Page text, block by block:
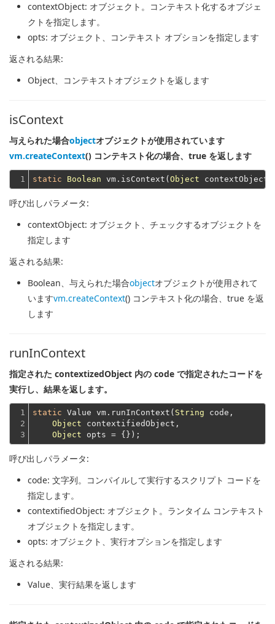
contextObject: オブジェクト。コンテキスト化するオブジェ
クトを指定します。
opts: オブジェクト、コンテキスト オプションを指定します
返される結果:
Object、コンテキストオブジェクトを返します
isContext
与えられた場合objectオブジェクトが使用されています
vm.createContext() コンテキスト化の場合、true を返します
1 static Boolean vm.isContext( Object
呼び出しパラメータ:
contextObject: オブジェクト、チェックするオブジェクトを
指定します
返される結果:
Boolean、与えられた場合objectオブジェクトが使用されて
いますvm.createContext() コンテキスト化の場合、true を返
します
runInContext
指定された contextizedObject 内の code で指定されたコードを
実行し、結果を返します。
1
2
3
static Value vm.runInContext( String code,
Object contextifiedObject,
Object
呼び出しパラメータ:
code: 文字列。コンパイルして実行するスクリプト コードを
指定します。
contextifiedObject: オブジェクト。ランタイム コンテキスト
オブジェクトを指定します。
opts: オブジェクト、実行オプションを指定します
返される結果:
Value、実行結果を返します